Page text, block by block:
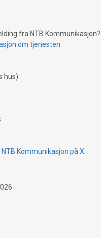
fra NTB Kommunikasjon?
om tjenesten
hus)
Kommunikasjon på X